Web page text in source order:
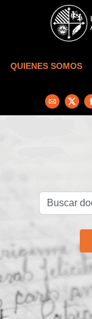
Skip to main content
QUIENES SOMOS